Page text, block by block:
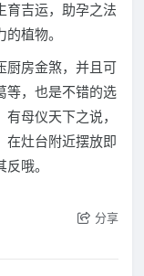
育吉运，助孕之法
植物。
厨房金煞，并且可
等，也是不错的选
母仪天下之说，
在灶台附近摆放即
哦。
分享